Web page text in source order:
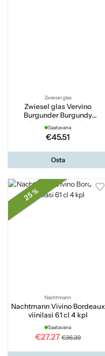
Zwiesel glas
Zwiesel glas Vervino
Burgunder Burgundy
viinilasi 95,5 cl 2 kpl
Saatavana
€45.51
Osta
25 %
Nachtmann
Nachtmann Vivino Bordeaux
viinilasi 61 cl 4 kpl
Saatavana
€27.27 €36.39